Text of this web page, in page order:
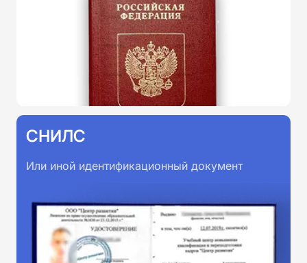
СНИЛС
Или иной идентификационный документ